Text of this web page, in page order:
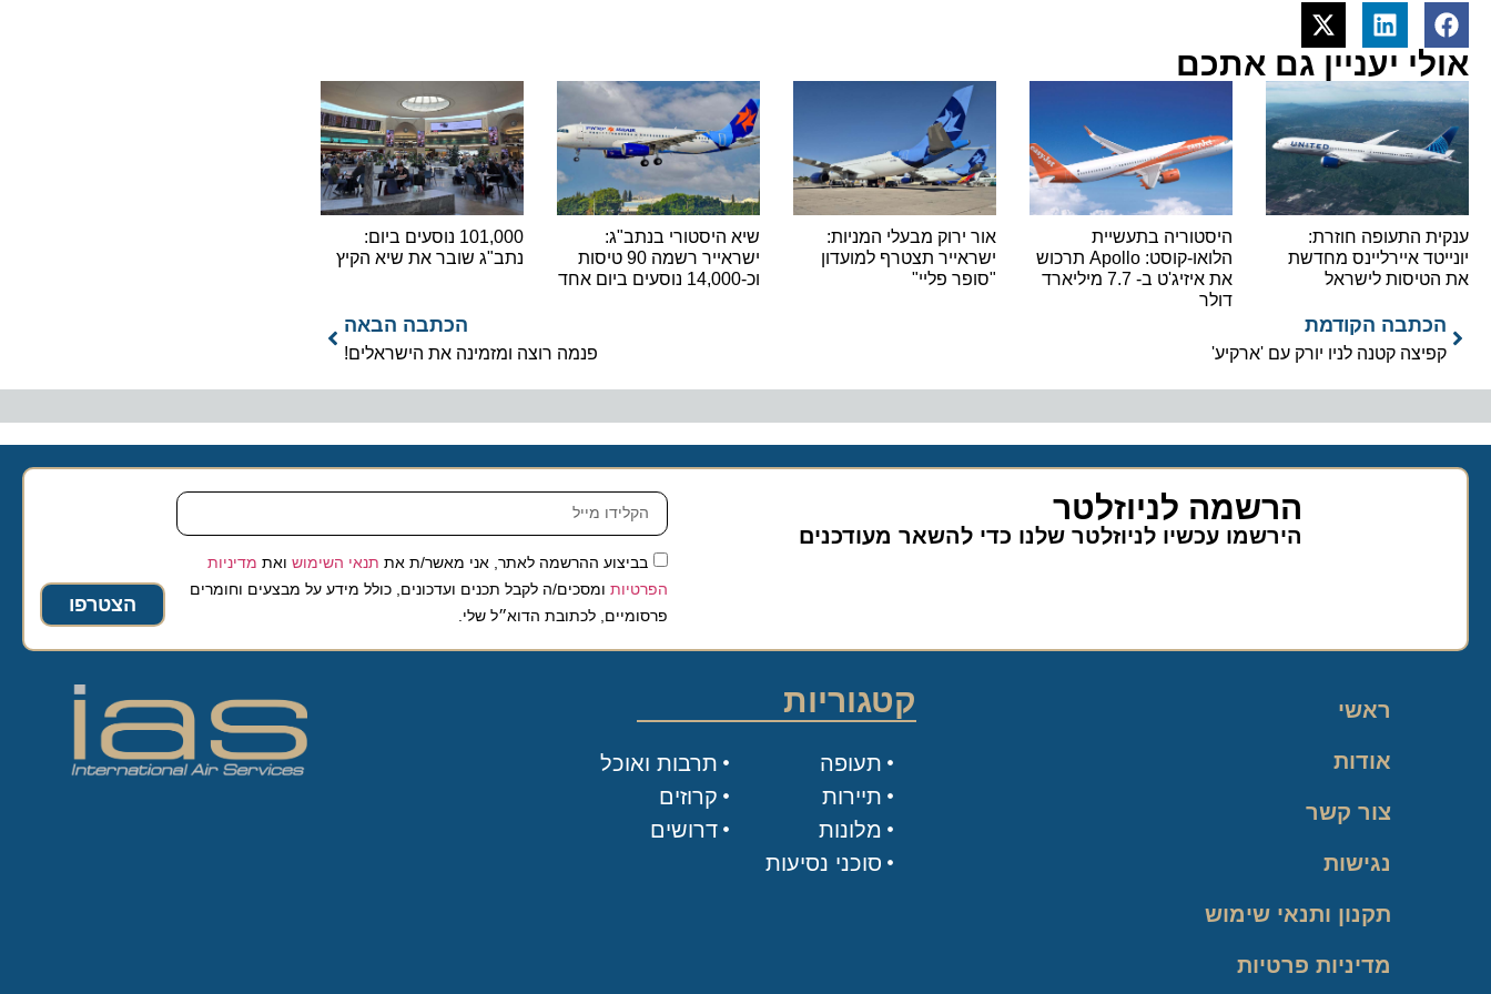
אולי יעניין גם אתכם
ענקית התעופה חוזרת:
יונייטד איירליינס מחדשת
את הטיסות לישראל
היסטוריה בתעשיית
הלואו-קוסט: Apollo תרכוש
את איזיג'ט ב- 7.7 מיליארד
דולר
אור ירוק מבעלי המניות:
ישראייר תצטרף למועדון
"סופר פליי"
שיא היסטורי בנתב"ג:
ישראייר רשמה 90 טיסות
וכ-14,000 נוסעים ביום אחד
101,000 נוסעים ביום:
נתב"ג שובר את שיא הקיץ
הכתבה הקודמת
קפיצה קטנה לניו יורק עם 'ארקיע'
הכתבה הבאה
פנמה רוצה ומזמינה את הישראלים!
הרשמה לניוזלטר
הירשמו עכשיו לניוזלטר שלנו כדי להשאר מעודכנים
בביצוע ההרשמה לאתר, אני מאשר/ת את תנאי השימושואת מדיניות
הפרטיותומסכים/ה לקבל תכנים ועדכונים, כולל מידע על מבצעים וחומרים
פרסומיים, לכתובת הדוא״ל שלי.
הצטרפו
ראשי
אודות
צור קשר
נגישות
תקנון ותנאי שימוש
מדיניות פרטיות
קטגוריות
תעופה
תיירות
מלונות
סוכני נסיעות
תרבות ואוכל
קרוזים
דרושים